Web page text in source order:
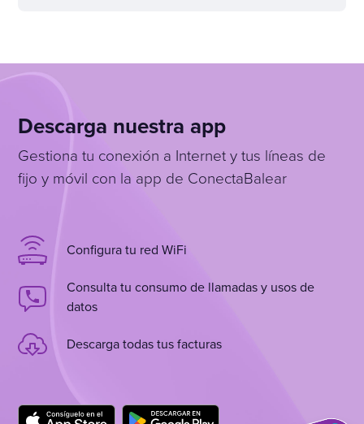
Descarga nuestra app
Gestiona tu conexión a Internet y tus líneas de
fijo y móvil con la app de ConectaBalear
Configura tu red WiFi
Consulta tu consumo de llamadas y usos de
datos
Descarga todas tus facturas